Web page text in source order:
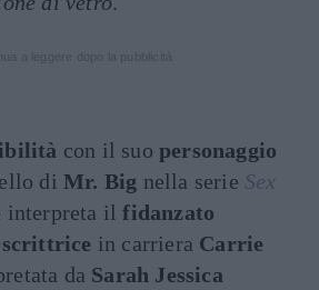
con il suopersonaggio
di Mr. Big nella serie Sex
interpreta ilfidanzato
scrittrice in carriera Carrie
da Sarah Jessica